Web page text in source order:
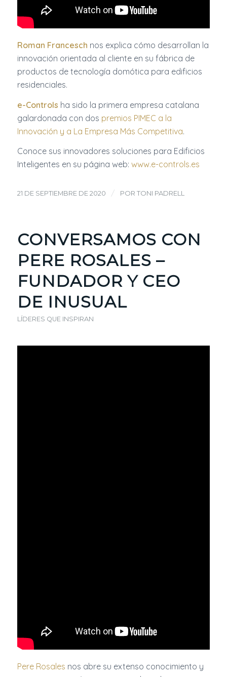
Roman Francesch nos explica cómo desarrollan la
innovación orientada al cliente en su fábrica de
productos de tecnología domótica para edificios
residenciales.
e-Controls ha sido la primera empresa catalana
galardonada con dos premios PIMEC a la
Innovación y a La Empresa Más Competitiva.
Conoce sus innovadores soluciones para Edificios
Inteligentes en su página web: www.e-controls.es
21 DE SEPTIEMBRE DE 2020 / POR TONI PADRELL
CONVERSAMOS CON
PERE ROSALES –
FUNDADOR Y CEO
DE INUSUAL
LÍDERES QUE INSPIRAN
Pere Rosales nos abre su extenso conocimiento y